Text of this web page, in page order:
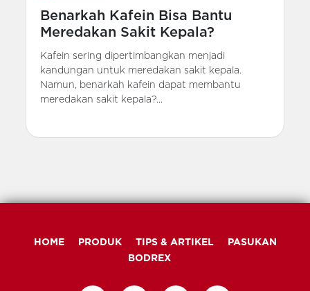
Benarkah Kafein Bisa Bantu
Meredakan Sakit Kepala?
Kafein sering dipertimbangkan menjadi
kandungan untuk meredakan sakit kepala.
Namun, benarkah kafein dapat membantu
meredakan sakit kepala?...
HOME PRODUK TIPS & ARTIKEL
PASUKAN
BODREX